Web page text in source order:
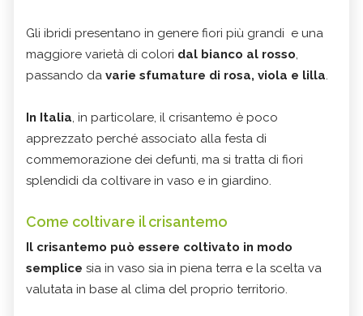
Gli ibridi presentano in genere fiori più grandi e una
maggiore varietà di colori dal bianco al rosso,
passando da varie sfumature di rosa, viola e lilla.
In Italia, in particolare, il crisantemo è poco
apprezzato perché associato alla festa di
commemorazione dei defunti, ma si tratta di fiori
splendidi da coltivare in vaso e in giardino.
Come coltivare il crisantemo
Il crisantemo può essere coltivato in modo
semplice sia in vaso sia in piena terra e la scelta va
valutata in base al clima del proprio territorio.